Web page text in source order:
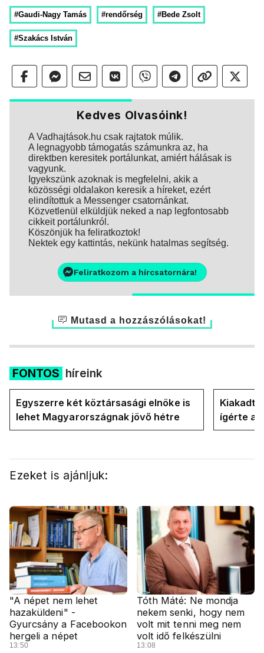
#Gaudi-Nagy Tamás #rendőrség #Bede Zsolt
#Szakács István
Kedves Olvasóink!
A Vadhajtások.hu csak rajtatok múlik.
A legnagyobb támogatás számunkra az, ha
direktben keresitek portálunkat, amiért hálásak is
vagyunk.
Igyekszünk azoknak is megfelelni, akik a
közösségi oldalakon keresik a híreket, ezért
elindítottuk a Messenger csatornánkat.
Közvetlenül elküldjük neked a nap legfontosabb
cikkeit portálunkról.
Köszönjük ha feliratkoztok!
Nektek egy kattintás, nekünk hatalmas segítség.
Feliratkozom a hírcsatornára!
Mutasd a hozzászólásokat!
FONTOS híreink
Egyszerre két köztársasági elnöke is
lehet Magyarországnak jövő hétre
Kiakadt
ígérte a
Magyar
Ezeket is ajánljuk:
"A népet nem lehet
hazaküldeni" -
Gyurcsány a Facebookon
hergeli a népet
13:50
Tóth Máté: Ne mondja
nekem senki, hogy nem
volt mit tenni meg nem
volt idő felkészülni
13:08